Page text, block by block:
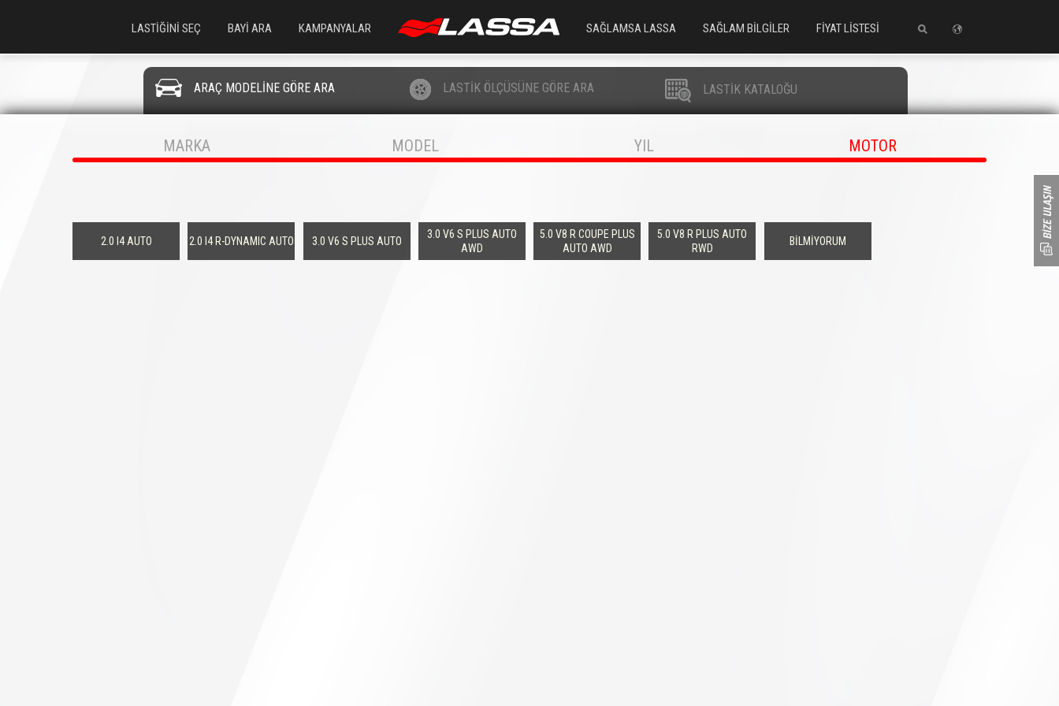
LASTİĞİNİ SEÇ BAYİ ARA KAMPANYALAR SAĞLAMSA LASSA SAĞLAM BİLGİLER FİYAT LİSTESİ
ARAÇ MODELİNE GÖRE ARA LASTİK ÖLÇÜSÜNE GÖRE ARA LASTİK KATALOĞU
MARKA MODEL YIL MOTOR
2.0 I4 AUTO 2.0 I4 R-DYNAMIC AUTO 3.0 V6 S PLUS AUTO
3.0 V6 S PLUS AUTO
AWD
5.0 V8 R COUPE PLUS
AUTO AWD
5.0 V8 R PLUS AUTO
RWD
BİLMİYORUM